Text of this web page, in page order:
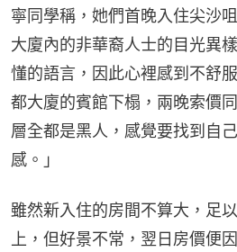
寧同學稱，她們首晚入住尖沙
大廈內的非華裔人士的目光異
懂的語言，因此心裡感到不舒
都大廈的賓館下榻，兩晚索價
層全都是黑人，感覺要找到自
感。」
雖然新入住的房間不算大，足
上，但好景不常，翌日房價便